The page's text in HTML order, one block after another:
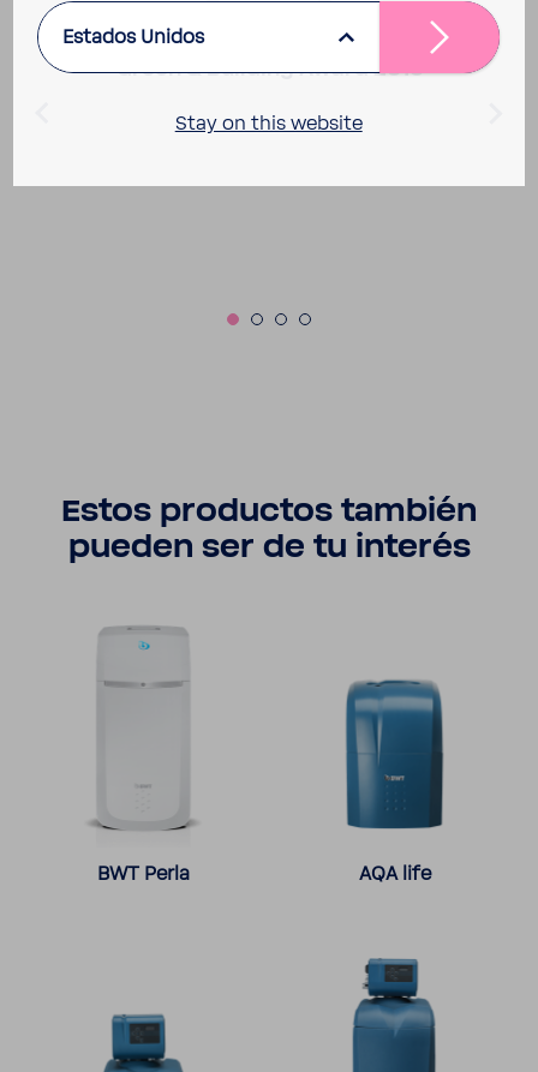
Green & Buil­ding Award 2016
Estos productos también
pueden ser de tu interés
BWT Perla AQA life
Estados Unidos
Stay on this website